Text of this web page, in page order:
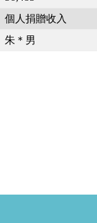
個人捐贈收入
朱＊男